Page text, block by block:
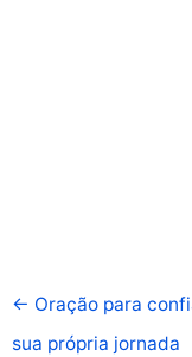
← Oração para
sua própria jornada